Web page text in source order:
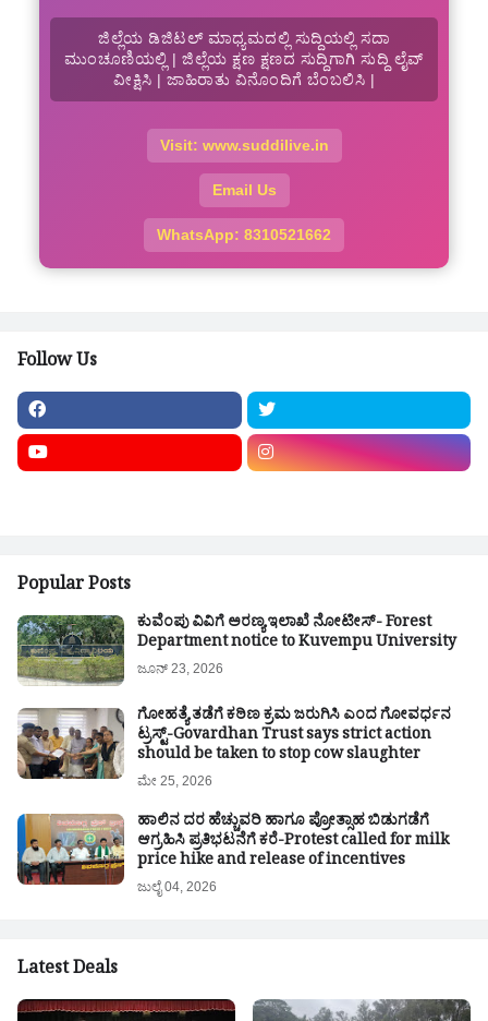
ಜಿಲ್ಲೆಯ ಡಿಜಿಟಲ್ ಮಾಧ್ಯಮದಲ್ಲಿ ಸುದ್ದಿಯಲ್ಲಿ ಸದಾ
ಮುಂಚೂಣಿಯಲ್ಲಿ | ಜಿಲ್ಲೆಯ ಕ್ಷಣ ಕ್ಷಣದ ಸುದ್ದಿಗಾಗಿ ಸುದ್ದಿ ಲೈವ್
ವೀಕ್ಷಿಸಿ | ಜಾಹಿರಾತು ವಿನೊಂದಿಗೆ ಬೆಂಬಲಿಸಿ |
Visit: www.suddilive.in
Email Us
WhatsApp: 8310521662
Follow Us
Popular Posts
ಕುವೆಂಪು ವಿವಿಗೆ ಅರಣ್ಯ ಇಲಾಖೆ ನೋಟೀಸ್- Forest
Department notice to Kuvempu University
ಜೂನ್ 23, 2026
ಗೋಹತ್ಯೆ ತಡೆಗೆ ಕಠಿಣ ಕ್ರಮ ಜರುಗಿಸಿ ಎಂದ ಗೋವರ್ಧನ
ಟ್ರಸ್ಟ್-Govardhan Trust says strict action
should be taken to stop cow slaughter
ಮೇ 25, 2026
ಹಾಲಿನ ದರ ಹೆಚ್ಚುವರಿ ಹಾಗೂ ಪ್ರೋತ್ಸಾಹ ಬಿಡುಗಡೆಗೆ
ಆಗ್ರಹಿಸಿ ಪ್ರತಿಭಟನೆಗೆ ಕರೆ-Protest called for milk
price hike and release of incentives
ಜುಲೈ 04, 2026
Latest Deals